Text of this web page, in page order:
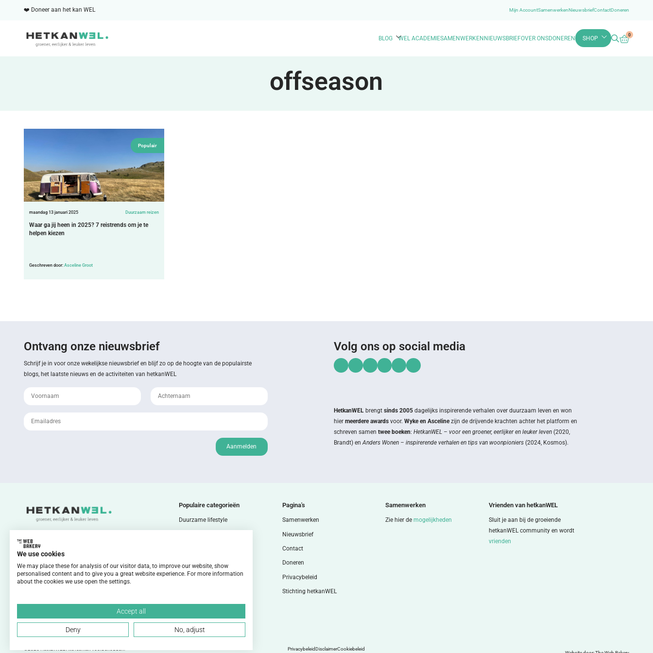
❤️ Doneer aan het kan WEL Mijn AccountSamenwerkenNieuwsbriefContactDoneren
BLOG WEL ACADEMIESAMENWERKENNIEUWSBRIEFOVER ONSDONEREN SHOP
0
offseason
Populair
maandag 13 januari 2025 Duurzaam reizen
Waar ga jij heen in 2025? 7 reistrends om je te
helpen kiezen
Geschreven door: Asceline Groot
Ontvang onze nieuwsbrief
Schrijf je in voor onze wekelijkse nieuwsbrief en blijf zo op de hoogte van de populairste
blogs, het laatste nieuws en de activiteiten van hetkanWEL
Aanmelden
Volg ons op social media
HetkanWEL brengt sinds 2005dagelijks inspirerende verhalen over duurzaam leven en won
hier meerdere awardsvoor. Wyke en Ascelinezijn de drijvende krachten achter het platform en
schreven samen twee boeken: HetkanWEL – voor een groener, eerlijker en leuker leven(2020,
Brandt) en Anders Wonen – inspirerende verhalen en tips van woonpioniers(2024, Kosmos).
Populaire categorieën
Duurzame lifestyle
Duurzaam groen
Duurzaam body & mind
Duurzame energie
Pagina's
Samenwerken
Nieuwsbrief
Contact
Doneren
Privacybeleid
Stichting hetkanWEL
Samenwerken
Zie hier demogelijkheden
Vrienden van hetkanWEL
Sluit je aan bij de groeiende
hetkanWEL community en wordt
vrienden
©2026 HetkanWEL Alle rechten voorbehouden. PrivacybeleidDisclaimerCookiebeleid
We use cookies
We may place these for analysis of our visitor data, to improve our website, show
personalised content and to give you a great website experience. For more information
about the cookies we use open the settings.
Accept all
Deny No, adjust